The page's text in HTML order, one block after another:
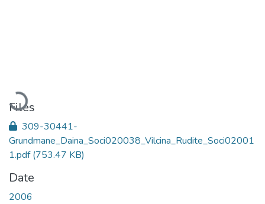
Loading...
Files
309-30441-
Grundmane_Daina_Soci020038_Vilcina_Rudite_Soci02001
1.pdf(753.47 KB)
Date
2006